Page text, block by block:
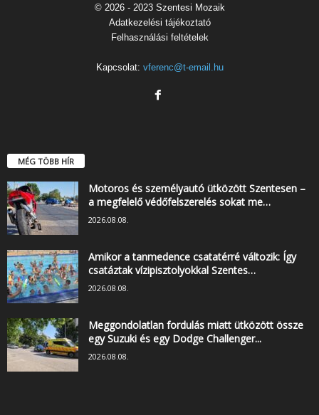
© 2026 - 2023 Szentesi Mozaik
Adatkezelési tájékoztató
Felhasználási feltételek
Kapcsolat: vferenc@t-email.hu
MÉG TÖBB HÍR
Motoros és személyautó ütközött Szentesen –
a megfelelő védőfelszerelés sokat me…
2026.08.08.
Amikor a tanmedence csatatérré változik: Így
csatáztak vízipisztolyokkal Szentes…
2026.08.08.
Meggondolatlan fordulás miatt ütközött össze
egy Suzuki és egy Dodge Challenger...
2026.08.08.